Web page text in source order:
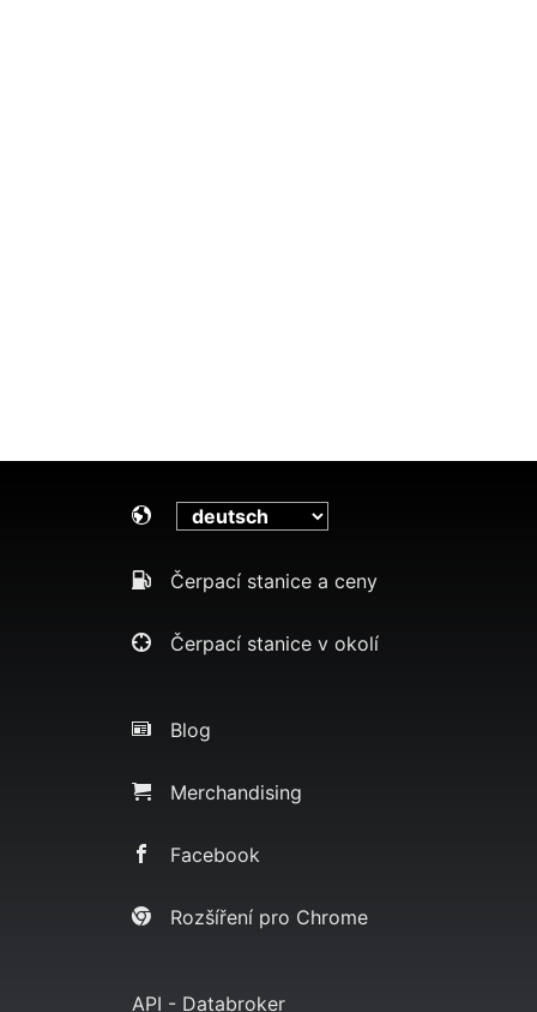
Čerpací stanice a ceny
Čerpací stanice v okolí
Blog
Merchandising
Facebook
Rozšíření pro Chrome
API - Databroker